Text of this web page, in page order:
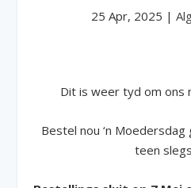
25 Apr, 2025 |
Dit is weer tyd om ons
Bestel nou ‘n
teen